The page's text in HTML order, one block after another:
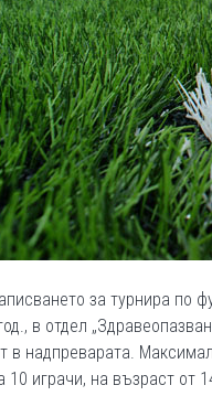
за турнира по
в отдел
в надпреварата.
10 играчи, на възраст от